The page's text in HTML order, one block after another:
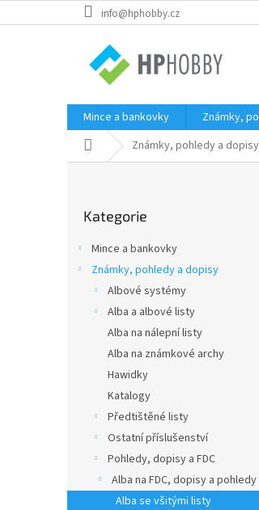
na
info@hphobby.cz
Mince a bankovky Známky,
Domů Známky, pohledy a dopisy
kategorie
Kategorie
Mince a bankovky
Známky, pohledy a dopisy
Albové systémy
Alba a albové listy
Alba na nálepní listy
Alba na známkové archy
Hawidky
Katalogy
Předtištěné listy
Ostatní příslušenství
Pohledy, dopisy a FDC
Alba na FDC, dopisy a pohledy
Alba se všitými listy